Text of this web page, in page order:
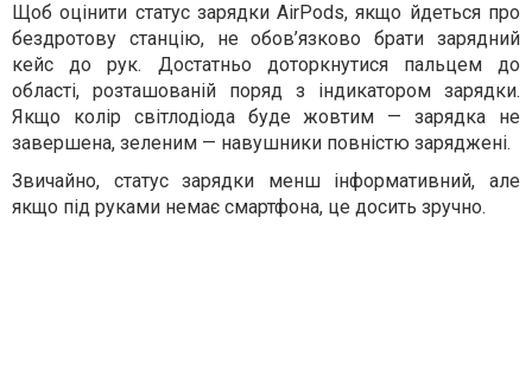
Щоб оцінити статус зарядки AirPods, якщо йдеться про
бездротову станцію, не обов’язково брати зарядний
кейс до рук. Достатньо доторкнутися пальцем до
області, розташованій поряд з індикатором зарядки.
Якщо колір світлодіода буде жовтим — зарядка не
завершена, зеленим — навушники повністю заряджені.
Звичайно, статус зарядки менш інформативний, але
якщо під руками немає смартфона, це досить зручно.